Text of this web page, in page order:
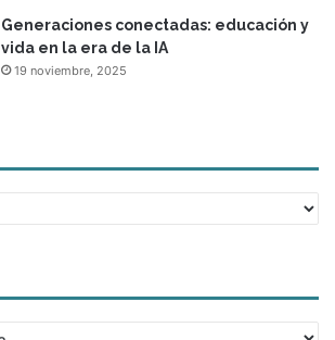
Generaciones conectadas: educación y
vida en la era de la IA
19 noviembre, 2025